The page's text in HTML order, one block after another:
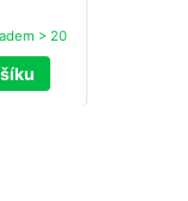
> 20